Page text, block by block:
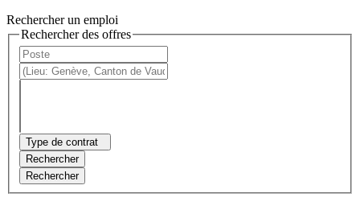
Rechercher un emploi
Rechercher des offres
Type de contrat
Rechercher
Rechercher